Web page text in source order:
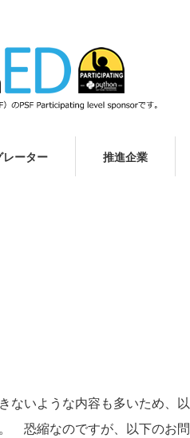
レーター 推進企業
ないような内容も多いため、以
恐縮なのですが、以下のお問